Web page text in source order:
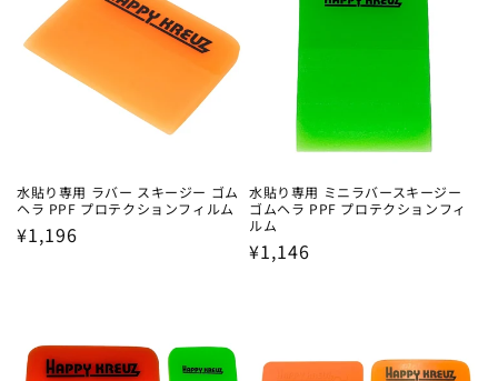
水貼り専用 ラバー スキージー ゴム
ヘラ PPF プロテクションフィルム
通
¥1,196
水貼り専用 ミニラバースキージー
ゴムヘラ PPF プロテクションフィ
ルム
通
¥1,146